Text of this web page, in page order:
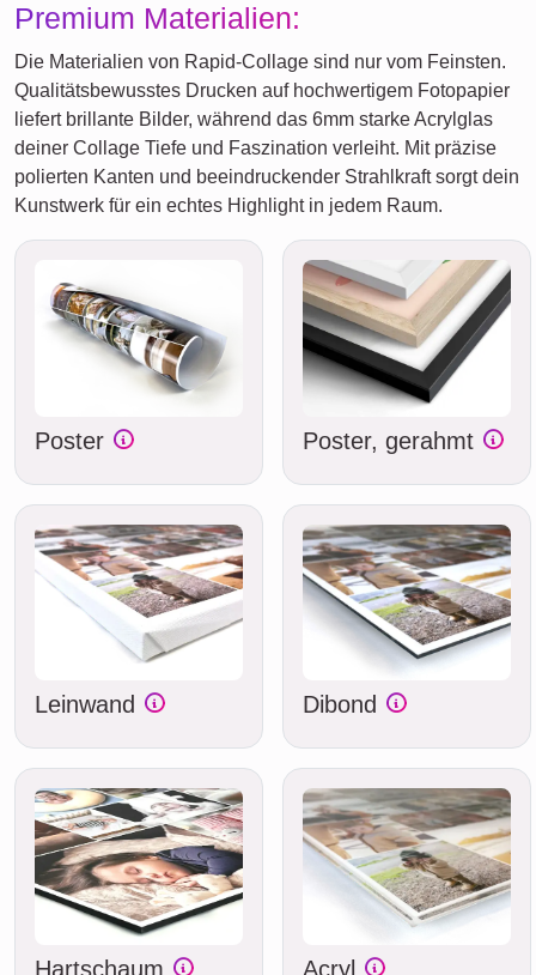
Premium Materialien:
Die Materialien von Rapid-Collage sind nur vom Feinsten.
Qualitätsbewusstes Drucken auf hochwertigem Fotopapier
liefert brillante Bilder, während das 6mm starke Acrylglas
deiner Collage Tiefe und Faszination verleiht. Mit präzise
polierten Kanten und beeindruckender Strahlkraft sorgt dein
Kunstwerk für ein echtes Highlight in jedem Raum.
Poster Poster, gerahmt
Leinwand Dibond
Hartschaum Acryl